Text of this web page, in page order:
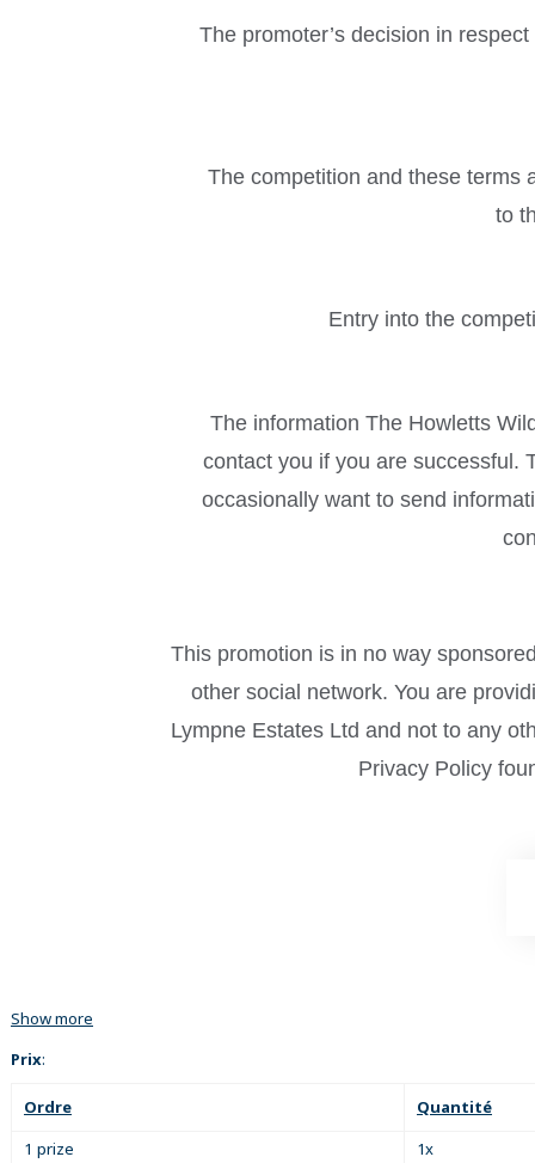
The promoter’s decision in
The competition and these terms
to
Entry into the
The information The Howletts
contact you if you are successful.
occasionally want to send
This promotion is in no way
other social network. You are
Lympne Estates Ltd and not to any
Privacy Policy
Show more
Prix:
Ordre
Quantité
1 prize
1x